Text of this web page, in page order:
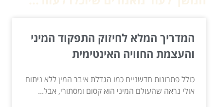
המדריך המלא לחיזוק התפקוד המיני
והעצמת החוויה האינטימית
כולל פתרונות חדשניים כמו הגדלת איבר המין ללא ניתוח
אולי נראה שהעולם המיני הוא קסום ומסתורי, אבל...